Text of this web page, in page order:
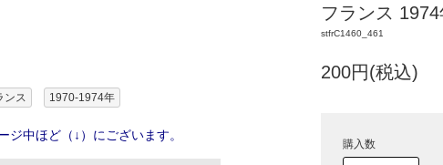
ンス 1970-1974年
ジ中ほど（↓）にございます。
フランス
stfrC1460_461
200円(税込)
購入数